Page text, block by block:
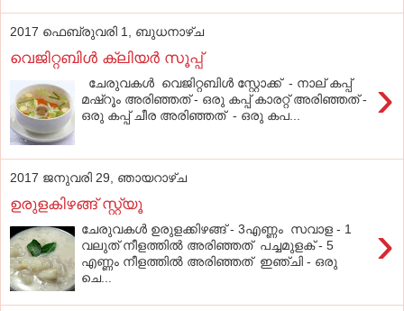
2017 ഫെബ്രുവരി 1, ബുധനാഴ്‌ച
വെജിറ്റബിള്‍ ക്ലിയര്‍ സൂപ്പ്
›
ചേരുവകൾ വെജിറ്റബിള്‍ സ്റ്റോക്ക് - നാല് കപ്പ്
മഷ്‌റൂം അരിഞ്ഞത് - ഒരു കപ്പ് കാരറ്റ് അരിഞ്ഞത് -
ഒരു കപ്പ് ചീര അരിഞ്ഞത് - ഒരു കപ...
2017 ജനുവരി 29, ഞായറാഴ്‌ച
ഉരുളകിഴങ്ങ്‌ സ്റ്റ്യൂ
›
ചേരുവകൾ ഉരുളക്കിഴങ്ങ്‌ - 3എണ്ണം സവാള - 1
വലുത്‌ നീളത്തില്‍ അരിഞ്ഞത്‌ പച്ചമുളക്‌ - 5
എണ്ണം നീളത്തില്‍ അരിഞ്ഞത്‌ ഇഞ്ചി - ഒരു
ചെ...